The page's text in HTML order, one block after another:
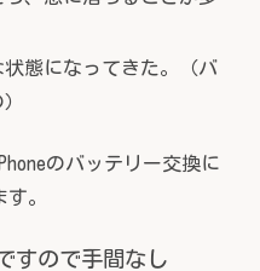
態になってきた。（バ
のバッテリー交換に
。
すので手間なし